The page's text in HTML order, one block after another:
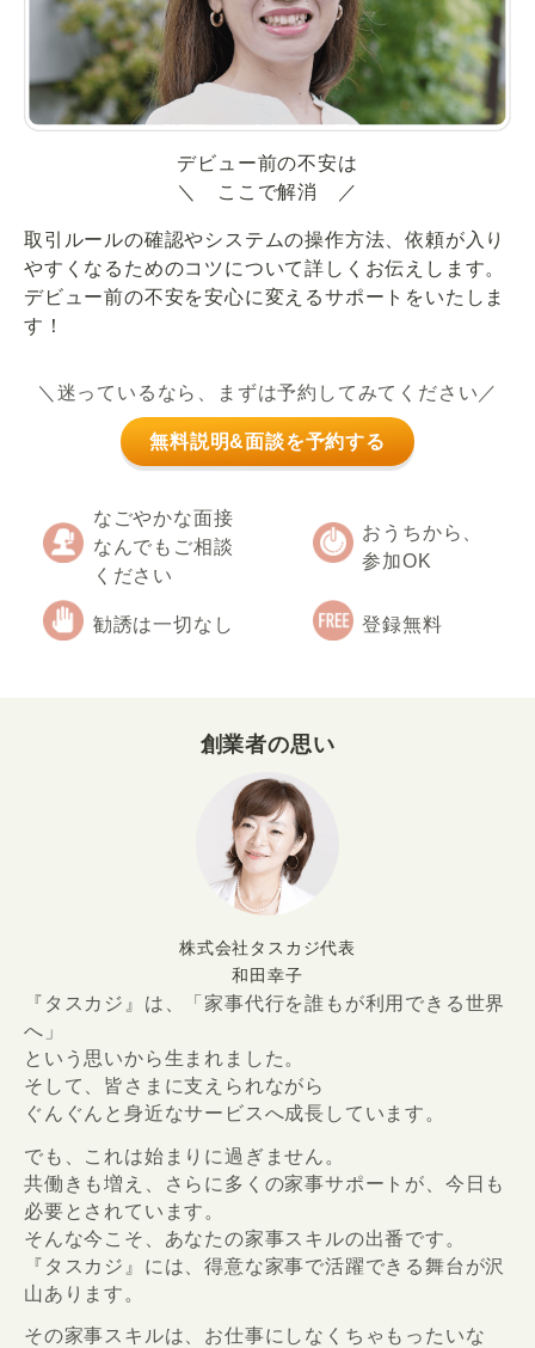
デビュー前の不安は
＼ ここで解消 ／
取引ルールの確認やシステムの操作方法、依頼が入り
やすくなるためのコツについて詳しくお伝えします。
デビュー前の不安を安心に変えるサポートをいたしま
す！
＼迷っているなら、まずは予約してみてください／
無料説明&面談を予約する
なごやかな面接
なんでもご相談
ください
おうちから、
参加OK
勧誘は一切なし 登録無料
創業者の思い
株式会社タスカジ代表
和田幸子
『タスカジ』は、「家事代行を誰もが利用できる世界
へ」
という思いから生まれました。
そして、皆さまに支えられながら
ぐんぐんと身近なサービスへ成長しています。
でも、これは始まりに過ぎません。
共働きも増え、さらに多くの家事サポートが、今日も
必要とされています。
そんな今こそ、あなたの家事スキルの出番です。
『タスカジ』には、得意な家事で活躍できる舞台が沢
山あります。
その家事スキルは、お仕事にしなくちゃもったいな